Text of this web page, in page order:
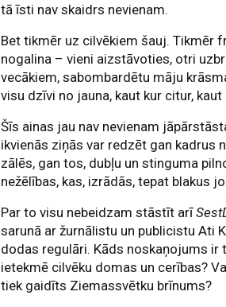
tā īsti nav skaidrs nevienam.
Bet tikmēr uz cilvēkiem šauj. Tikmēr
nogalina – vieni aizstāvoties, otri
vecākiem, sabombardētu māju
visu dzīvi no jauna, kaut kur citur, kaut
Šīs ainas jau nav nevienam
ikvienās ziņās var redzēt gan kadrus
zālēs, gan tos, dubļu un stinguma
nežēlības, kas, izrādās, tepat blakus
Par to visu nebeidzam stāstīt arī
sarunā ar žurnālistu un publicistu Ati
dodas regulāri. Kāds noskaņojums ir
ietekmē cilvēku domas un cerības?
tiek gaidīts Ziemassvētku brīnums?